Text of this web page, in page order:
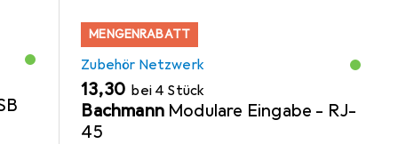
MENGENRABATT
Zubehör Netzwerk
EUR
13,30 bei 4 Stück
Bachmann Modulare Eingabe - RJ-
45